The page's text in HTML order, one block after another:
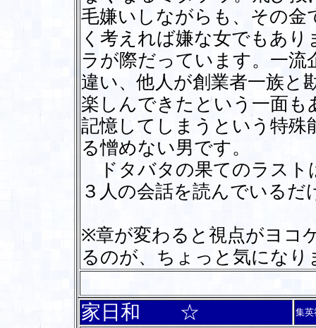
毛嫌いしながらも、その
く考えれば嫌な女でもあ
ラが際だっています。一流
違い、他人が創業者一族と
楽しんできたという一面
記憶してしまうという特殊
る憎めない男です。
ドタバタの果てのラスト
３人の会話を読んでいる
※章が変わると視点がヨコ
るのが、ちょっと気になり
家日和 ☆ 集英